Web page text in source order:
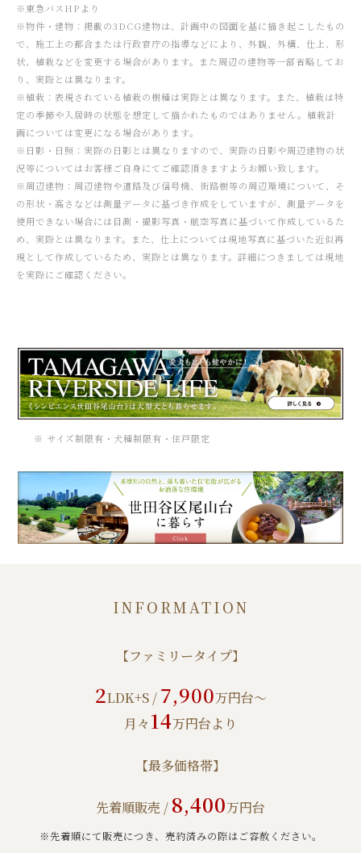
※東急バスHPより
※物件・建物：掲載の3DCG建物は、計画中の図面を基に描き起こしたもの
で、施工上の都合または行政官庁の指導などにより、外観、外構、仕上、形
状、植栽などを変更する場合があります。また周辺の建物等一部省略してお
り、実際とは異なります。
※植栽：表現されている植栽の樹種は実際とは異なります。また、植栽は特
定の季節や入居時の状態を想定して描かれたものではありません。植栽計
画については変更になる場合があります。
※日影・日照：実際の日影とは異なりますので、実際の日影や周辺建物の状
況等についてはお客様ご自身にてご確認頂きますようお願い致します。
※周辺建物：周辺建物や道路及び信号機、街路樹等の周辺環境について、そ
の形状・高さなどは測量データに基づき作成をしていますが、測量データを
使用できない場合には目測・撮影写真・航空写真に基づいて作成しているた
め、実際とは異なります。また、仕上については現地写真に基づいた近似再
現として作成しているため、実際とは異なります。詳細につきましては現地
を実際にご確認ください。
※ サイズ制限有・犬種制限有・住⼾限定
INFORMATION
【ファミリータイプ】
2LDK+S / 7,900万円台～
月々 14万円台より
【最多価格帯】
先着順販売 / 8,400万円台
※先着順にて販売につき、売約済みの際はご容赦ください。